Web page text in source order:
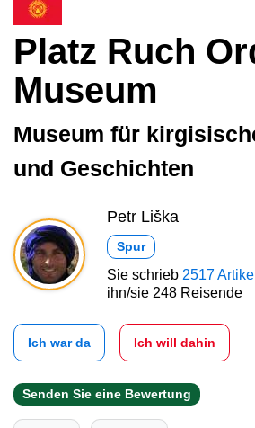
Platz Ruch
Museum
Museum für
und Geschichten
Petr Liška
Spur
Sie schrieb 2517 Artikel
ihn/sie 248 Reisende
Ich war da Ich will dahin
Senden Sie eine Bewertung